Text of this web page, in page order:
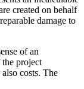
created on behalf
damage to
of an
the project
costs. The